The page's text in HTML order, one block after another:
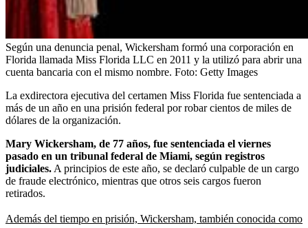
Según una denuncia penal, Wickersham formó una corporación en
Florida llamada Miss Florida LLC en 2011 y la utilizó para abrir una
cuenta bancaria con el mismo nombre. Foto: Getty Images
La exdirectora ejecutiva del certamen Miss Florida fue sentenciada a
más de un año en una prisión federal por robar cientos de miles de
dólares de la organización.
Mary Wickersham, de 77 años, fue sentenciada el viernes
pasado en un tribunal federal de Miami, según registros
judiciales. A principios de este año, se declaró culpable de un cargo
de fraude electrónico, mientras que otros seis cargos fueron
retirados.
Además del tiempo en prisión, Wickersham, también conocida como